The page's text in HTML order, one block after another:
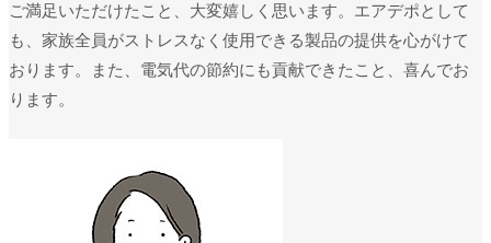
ご満足いただけたこと、大変嬉しく思います。エアデポとして
も、家族全員がストレスなく使用できる製品の提供を心がけて
おります。また、電気代の節約にも貢献できたこと、喜んでお
ります。